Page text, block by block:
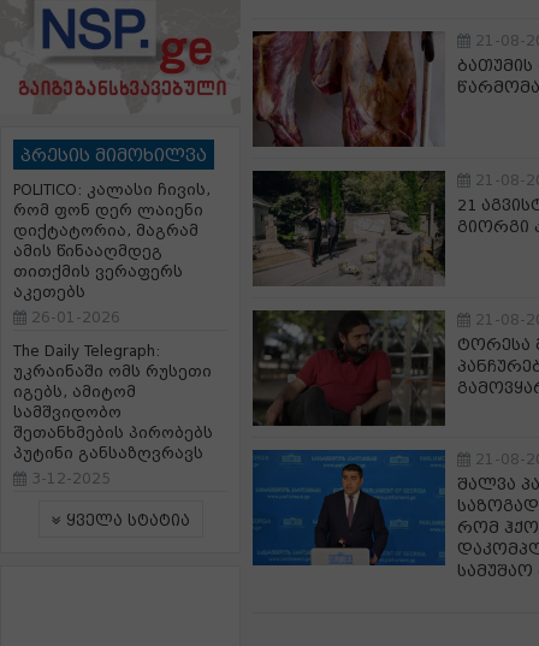
პრესის მიმოხილვა
POLITICO: კალასი ჩივის,
რომ ფონ დერ ლაიენი
დიქტატორია, მაგრამ
ამის წინააღმდეგ
თითქმის ვერაფერს
აკეთებს
26-01-2026
The Daily Telegraph:
უკრაინაში ომს რუსეთი
იგებს, ამიტომ
სამშვიდობო
შეთანხმების პირობებს
პუტინი განსაზღვრავს
3-12-2025
ყველა სტატია
21-08-
ბათუმის
21-08-
21
გიორგი
21-08-
ტორესა
21-08-
შალვა
რომ